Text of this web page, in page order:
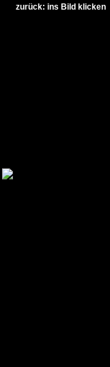
zurück: ins Bild klicken